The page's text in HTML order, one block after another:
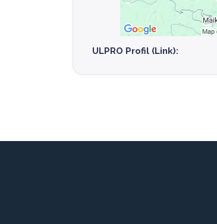
ULPRO Profil (Link):